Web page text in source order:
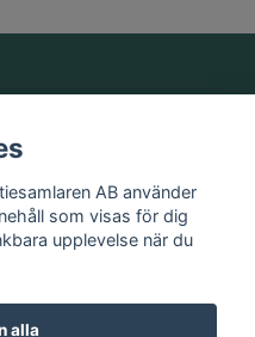
AB använder
som visas för dig
upplevelse när du
alla